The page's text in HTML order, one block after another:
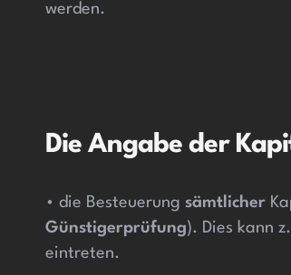
werden.
Die Angabe der
• die Besteuerung sämtlicher
Günstigerprüfung). Dies kann
eintreten.